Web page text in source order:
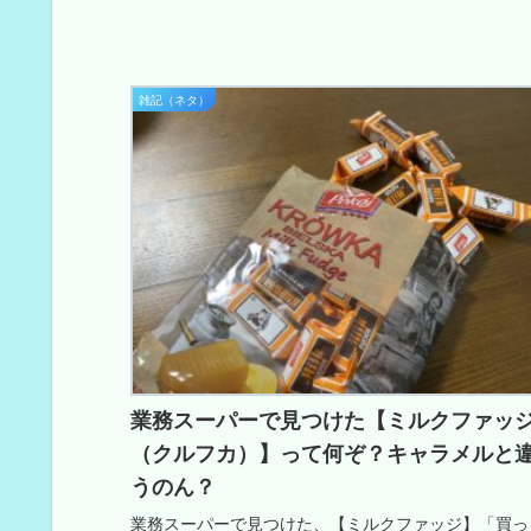
雑記（ネタ）
業務スーパーで見つけた【ミルクファッ
（クルフカ）】って何ぞ？キャラメルと
うのん？
業務スーパーで見つけた、【ミルクファッジ】「買っ